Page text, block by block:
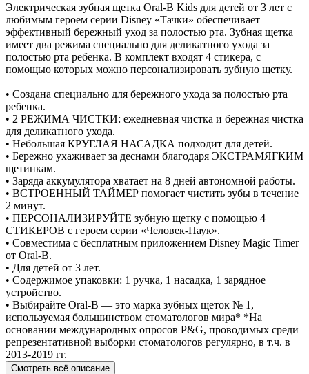
Электрическая зубная щетка Oral-B Kids для детей от 3 лет с
любимым героем серии Disney «Тачки» обеспечивает
эффективный бережный уход за полостью рта. Зубная щетка
имеет два режима специально для деликатного ухода за
полостью рта ребенка. В комплект входят 4 стикера, с
помощью которых можно персонализировать зубную щетку.
• Создана специально для бережного ухода за полостью рта
ребенка.
• 2 РЕЖИМА ЧИСТКИ: ежедневная чистка и бережная чистка
для деликатного ухода.
• Небольшая КРУГЛАЯ НАСАДКА подходит для детей.
• Бережно ухаживает за деснами благодаря ЭКСТРАМЯГКИМ
щетинкам.
• Заряда аккумулятора хватает на 8 дней автономной работы.
• ВСТРОЕННЫЙ ТАЙМЕР помогает чистить зубы в течение
2 минут.
• ПЕРСОНАЛИЗИРУЙТЕ зубную щетку с помощью 4
СТИКЕРОВ с героем серии «Человек-Паук».
• Совместима с бесплатным приложением Disney Magic Timer
от Oral-B.
• Для детей от 3 лет.
• Содержимое упаковки: 1 ручка, 1 насадка, 1 зарядное
устройство.
• Выбирайте Oral-B — это марка зубных щеток № 1,
используемая большинством стоматологов мира* *На
основании международных опросов P&G, проводимых среди
репрезентативной выборки стоматологов регулярно, в т.ч. в
2013-2019 гг.
Смотреть всё описание